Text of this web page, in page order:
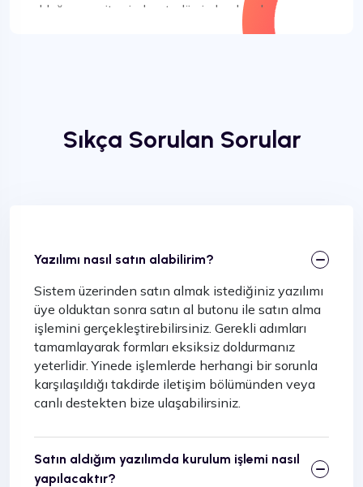
olduğumuz sitenin kontrolü sizde olacak ve
dinamik olan sitenizin gelişen teknoloji ile
web siteniz ile hedef kitleniz bulunduğunuz yer ile
kısıtlanmayacak ve tüm ülke hatta bütün dünya
Web sitenizi satın almadan önce demosunu
kullanarak deneyebilir ve size sunmak üzere
tasarlamış olduğumuz sitenin kalitesini kendiniz
görebilirsiniz. Bu sitenin sektörünüze yönelik
olmasının yanında öel tasarımı ile rakiplerinize
fark atabilirsiniz. Ücretsiz kurulum ve sınırsız süreli
sürekli güncelleniyor olması ile de değiştirmek
zorunda kalmadan kullanabilir ve her zaman
güncel bir siteye sahip olabilirsiniz.
Hazır AJANS
Sıkça Sorulan Sorular
Yazılımı nasıl satın alabilirim?
Sistem üzerinden satın almak istediğiniz yazılımı
üye olduktan sonra satın al butonu ile satın alma
işlemini gerçekleştirebilirsiniz. Gerekli adımları
tamamlayarak formları eksiksiz doldurmanız
yeterlidir. Yinede işlemlerde herhangi bir sorunla
karşılaşıldığı takdirde iletişim bölümünden veya
canlı destekten bize ulaşabilirsiniz.
Satın aldığım yazılımda kurulum işlemi nasıl
yapılacaktır?